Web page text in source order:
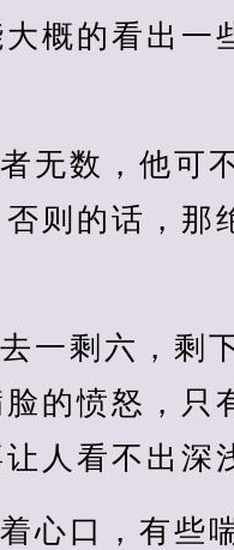
概的看出一
无数，他可
则的话，那
一剩六，剩
的愤怒，只
人看不出深
心口，有些